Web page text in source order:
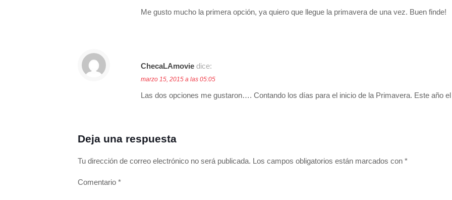
Me gusto mucho la primera opción, ya quiero que llegue la primavera de una vez. Buen finde!
ChecaLAmovie dice:
marzo 15, 2015 a las 05:05
Las dos opciones me gustaron…. Contando los días para el inicio de la Primavera. Este año
Deja una respuesta
Tu dirección de correo electrónico no será publicada. Los campos obligatorios están marcados con *
Comentario *